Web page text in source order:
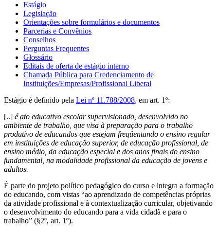
Estágio
Legislação
Orientações sobre formulários e documentos
Parcerias e Convênios
Conselhos
Perguntas Frequentes
Glossário
Editais de oferta de estágio interno
Chamada Pública para Credenciamento de
Instituições/Empresas/Profissional Liberal
Estágio é definido pela Lei nº 11.788/2008, em art. 1º:
[..] é ato educativo escolar supervisionado, desenvolvido no
ambiente de trabalho, que visa à preparação para o trabalho
produtivo de educandos que estejam freqüentando o ensino regular
em instituições de educação superior, de educação profissional, de
ensino médio, da educação especial e dos anos finais do ensino
fundamental, na modalidade profissional da educação de jovens e
adultos.
É parte do projeto político pedagógico do curso e integra a formação
do educando, com vistas “ao aprendizado de competências próprias
da atividade profissional e à contextualização curricular, objetivando
o desenvolvimento do educando para a vida cidadã e para o
trabalho” (§2º, art. 1º).